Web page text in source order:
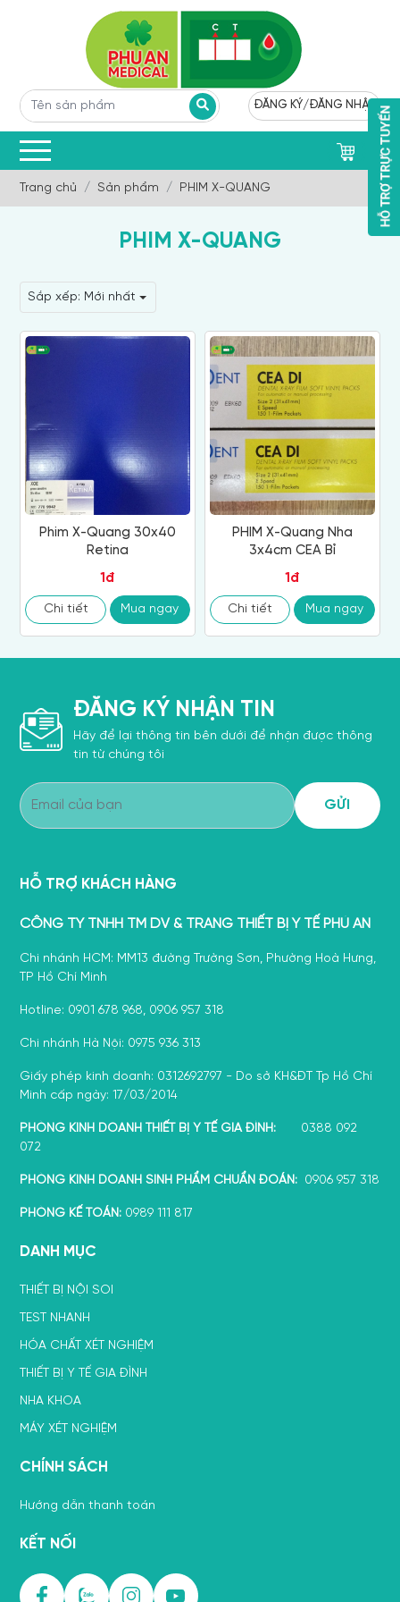
ĐĂNG KÝ/ĐĂNG NHẬP
Trang chủ Sản phẩm PHIM X-QUANG
PHIM X-QUANG
Sắp xếp: Mới nhất
Phim X-Quang 30x40
Retina
1đ
Chi tiết Mua ngay
PHIM X-Quang Nha
3x4cm CEA Bỉ
1đ
Chi tiết Mua ngay
ĐĂNG KÝ NHẬN TIN
Hãy để lại thông tin bên dưới để nhận được thông
tin từ chúng tôi
HỖ TRỢ KHÁCH HÀNG
CÔNG TY TNHH TM DV & TRANG THIẾT BỊ Y TẾ PHÚ AN
Chi nhánh HCM: MM13 đường Trường Sơn, Phường Hoà Hưng,
TP Hồ Chí Minh
Hotline: 0901 678 968, 0906 957 318
Chi nhánh Hà Nội: 0975 936 313
Giấy phép kinh doanh: 0312692797 - Do sở KH&ĐT Tp Hồ Chí
Minh cấp ngày: 17/03/2014
PHÒNG KINH DOANH THIẾT BỊ Y TẾ GIA ĐÌNH: 0388 092
072
PHÒNG KINH DOANH SINH PHẨM CHUẨN ĐOÁN: 0906 957 318
PHÒNG KẾ TOÁN: 0989 111 817
DANH MỤC
THIẾT BỊ NỘI SOI
TEST NHANH
HÓA CHẤT XÉT NGHIỆM
THIẾT BỊ Y TẾ GIA ĐÌNH
NHA KHOA
MÁY XÉT NGHIỆM
CHÍNH SÁCH
Hướng dẫn thanh toán
KẾT NỐI